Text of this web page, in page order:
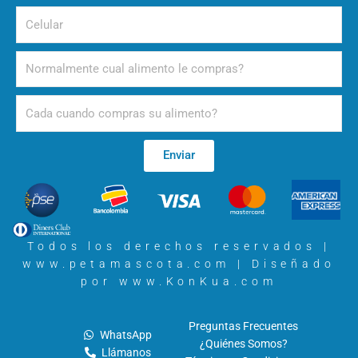
Enviar
Todos los derechos reservados |
www.petamascota.com | Diseñado
por www.KonKua.com
WhatsApp
Llámanos
Preguntas Frecuentes
¿Quiénes Somos?